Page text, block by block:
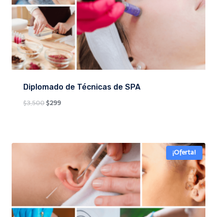
Diplomado de Técnicas de SPA
$3,500Original
$299Current
¡Oferta!